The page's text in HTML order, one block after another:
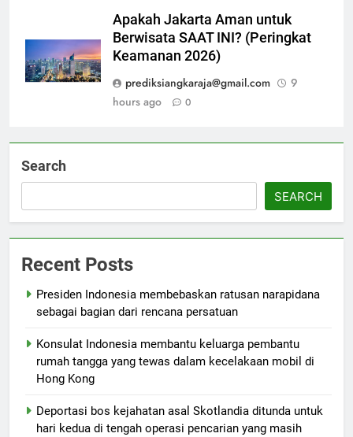
Apakah Jakarta Aman untuk
Berwisata SAAT INI? (Peringkat
Keamanan 2026)
prediksiangkaraja@gmail.com
9
hours ago
0
Search
SEARCH
Recent Posts
Presiden Indonesia membebaskan ratusan narapidana
sebagai bagian dari rencana persatuan
Konsulat Indonesia membantu keluarga pembantu
rumah tangga yang tewas dalam kecelakaan mobil di
Hong Kong
Deportasi bos kejahatan asal Skotlandia ditunda untuk
hari kedua di tengah operasi pencarian yang masih